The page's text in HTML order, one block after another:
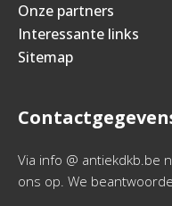
Onze partners
Interessante links
Sitemap
Via info @ antiekdkb.be
ons op. We